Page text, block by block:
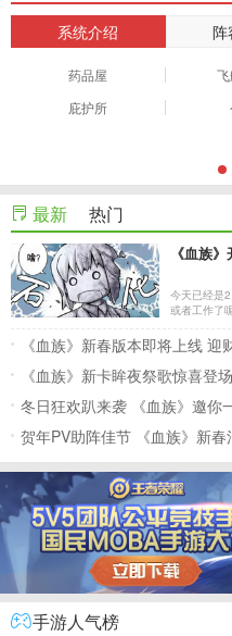
系统介绍 阵
药品屋 飞
庇护所
最新 热门
《血族
今天已经是
或者工作了
《血族》新春版本即将上线 迎
《血族》新卡眸夜祭歌惊喜登
冬日狂欢趴来袭 《血族》邀你
贺年PV助阵佳节 《血族》新
手游人气榜